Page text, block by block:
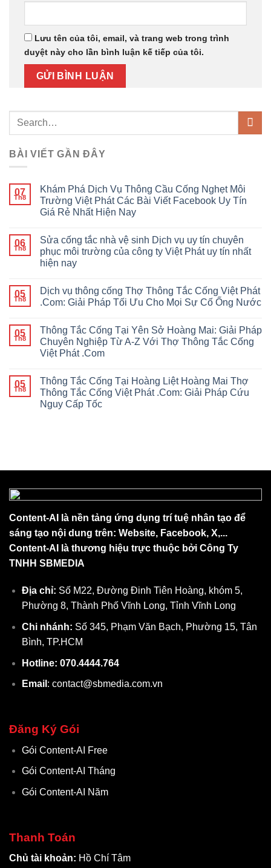
Lưu tên của tôi, email, và trang web trong trình
duyệt này cho lần bình luận kế tiếp của tôi.
BÀI VIẾT GẦN ĐÂY
07
Th8
Khám Phá Dịch Vụ Thông Cầu Cống Nghẹt Môi
Trường Việt Phát Các Bài Viết Facebook Uy Tín
Giá Rẻ Nhất Hiện Nay
06
Th8
Sửa cống tắc nhà vệ sinh Dịch vụ uy tín chuyên
phục môi trường của công ty Việt Phát uy tín nhất
hiện nay
05
Th8
Dịch vụ thông cống Thợ Thông Tắc Cống Việt Phát
.Com: Giải Pháp Tối Ưu Cho Mọi Sự Cố Ống Nước
05
Th8
Thông Tắc Cống Tại Yên Sở Hoàng Mai: Giải Pháp
Chuyên Nghiệp Từ A-Z Với Thợ Thông Tắc Cống
Việt Phát .Com
05
Th8
Thông Tắc Cống Tại Hoàng Liệt Hoàng Mai Thợ
Thông Tắc Cống Việt Phát .Com: Giải Pháp Cứu
Nguy Cấp Tốc
Content-AI là nền tảng ứng dụng trí tuệ nhân tạo để
sáng tạo nội dung trên: Website, Facebook, X,...
Content-AI là thương hiệu trực thuộc bởi Công Ty
TNHH SBMEDIA
Địa chỉ: Số M22, Đường Đinh Tiên Hoàng, khóm 5,
Phường 8, Thành Phố Vĩnh Long, Tỉnh Vĩnh Long
Chi nhánh: Số 345, Phạm Văn Bạch, Phường 15, Tân
Bình, TP.HCM
Hotline: 070.4444.764
Email : contact@sbmedia.com.vn
Đăng Ký Gói
Gói Content-AI Free
Gói Content-AI Tháng
Gói Content-AI Năm
Thanh Toán
Chủ tài khoản: Hồ Chí Tâm